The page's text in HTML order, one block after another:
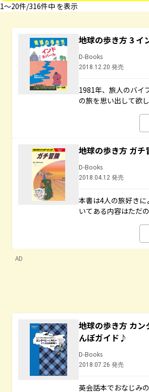
1〜20件/316件中 を表示
地球の歩き方 3 イ
D-Books
2018.12.20 発売
1981年、旅人のバイ
の旅を思い出して欲し
地球の歩き方 ガ
D-Books
2018.04.12 発売
本書は4人の旅好き
いてある内容はただ
AD
地球の歩き方 カ
んぽガイド♪
D-Books
2018.07.26 発売
英会話本でおなじみ